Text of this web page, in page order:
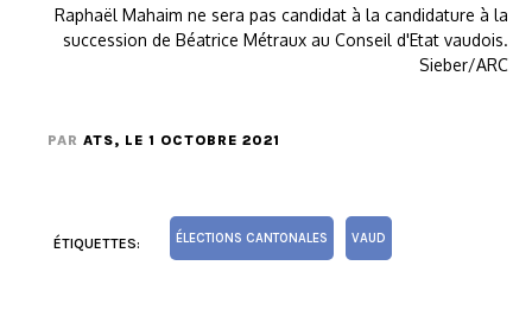
Raphaël Mahaim ne sera pas candidat à la candidature à la
succession de Béatrice Métraux au Conseil d'Etat vaudois.
Sieber/ARC
PAR ATS, LE 1 OCTOBRE 2021
ÉTIQUETTES: ÉLECTIONS CANTONALES VAUD